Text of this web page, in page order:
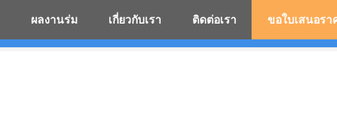
ผลงานร่ม เกี่ยวกับเรา ติดต่อเรา ขอใบเสนอรา
โรงงานร่มสกรีนโลโก้ ร่มพรีเมี่ยม ร่มตอนเดีย